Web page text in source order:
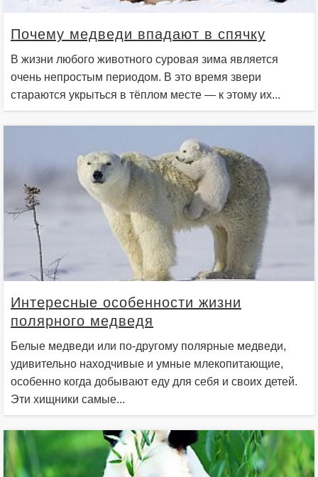
Почему медведи впадают в спячку
В жизни любого животного суровая зима является
очень непростым периодом. В это время звери
стараются укрыться в тёплом месте — к этому их...
Интересные особенности жизни
полярного медведя
Белые медведи или по-другому полярные медведи,
удивительно находчивые и умные млекопитающие,
особенно когда добывают еду для себя и своих детей.
Эти хищники самые...